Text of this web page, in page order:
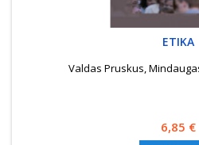
ETIKA
Valdas Pruskus,
Kaina
6,85 €